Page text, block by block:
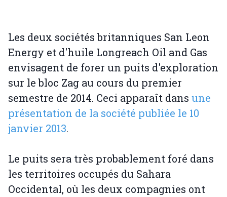
Les deux sociétés britanniques San Leon
Energy et d'huile Longreach Oil and Gas
envisagent de forer un puits d'exploration
sur le bloc Zag au cours du premier
semestre de 2014. Ceci apparaît dans une
présentation de la société publiée le 10
janvier 2013.
Le puits sera très probablement foré dans
les territoires occupés du Sahara
Occidental, où les deux compagnies ont